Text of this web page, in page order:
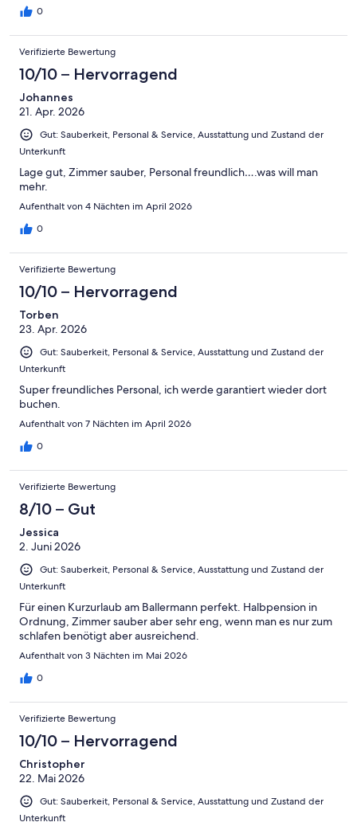
0
Verifizierte Bewertung
10/10 – Hervorragend
Johannes
21. Apr. 2026
Gut: Sauberkeit, Personal & Service, Ausstattung und Zustand der
Unterkunft
Lage gut, Zimmer sauber, Personal freundlich….was will man
mehr.
Aufenthalt von 4 Nächten im April 2026
0
Verifizierte Bewertung
10/10 – Hervorragend
Torben
23. Apr. 2026
Gut: Sauberkeit, Personal & Service, Ausstattung und Zustand der
Unterkunft
Super freundliches Personal, ich werde garantiert wieder dort
buchen.
Aufenthalt von 7 Nächten im April 2026
0
Verifizierte Bewertung
8/10 – Gut
Jessica
2. Juni 2026
Gut: Sauberkeit, Personal & Service, Ausstattung und Zustand der
Unterkunft
Für einen Kurzurlaub am Ballermann perfekt. Halbpension in
Ordnung, Zimmer sauber aber sehr eng, wenn man es nur zum
schlafen benötigt aber ausreichend.
Aufenthalt von 3 Nächten im Mai 2026
0
Verifizierte Bewertung
10/10 – Hervorragend
Christopher
22. Mai 2026
Gut: Sauberkeit, Personal & Service, Ausstattung und Zustand der
Unterkunft